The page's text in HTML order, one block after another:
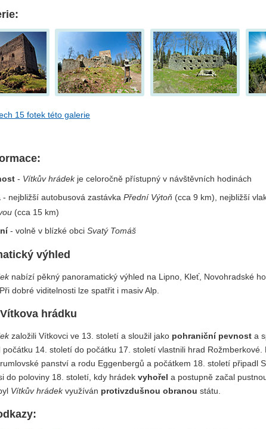
15 fotek této galerie
- Vítkův hrádekje celoročně přístupný v návštěvních hodinách
- nejbližší autobusová zastávkaPřední Výtoň (cca 9 km), nejbližší
(cca 15 km)
- volně v blízké obciSvatý Tomáš
výhled
nabízí pěkný panoramatický výhled na Lipno, Kleť, Novohradské
dobré viditelnosti lze spatřit i masiv Alp.
hrádku
založili Vítkovci ve 13. století a sloužil jako pohraniční pevnost a
počátku 14. století do počátku 17. století vlastnili hrad Rožmberkové.
panství a rodu Eggenbergů a počátkem 18. století připadl
do poloviny 18. století, kdy hrádek vyhořel a postupně začal
Vítkův hrádekvyužíván protivzdušnou obranou státu.